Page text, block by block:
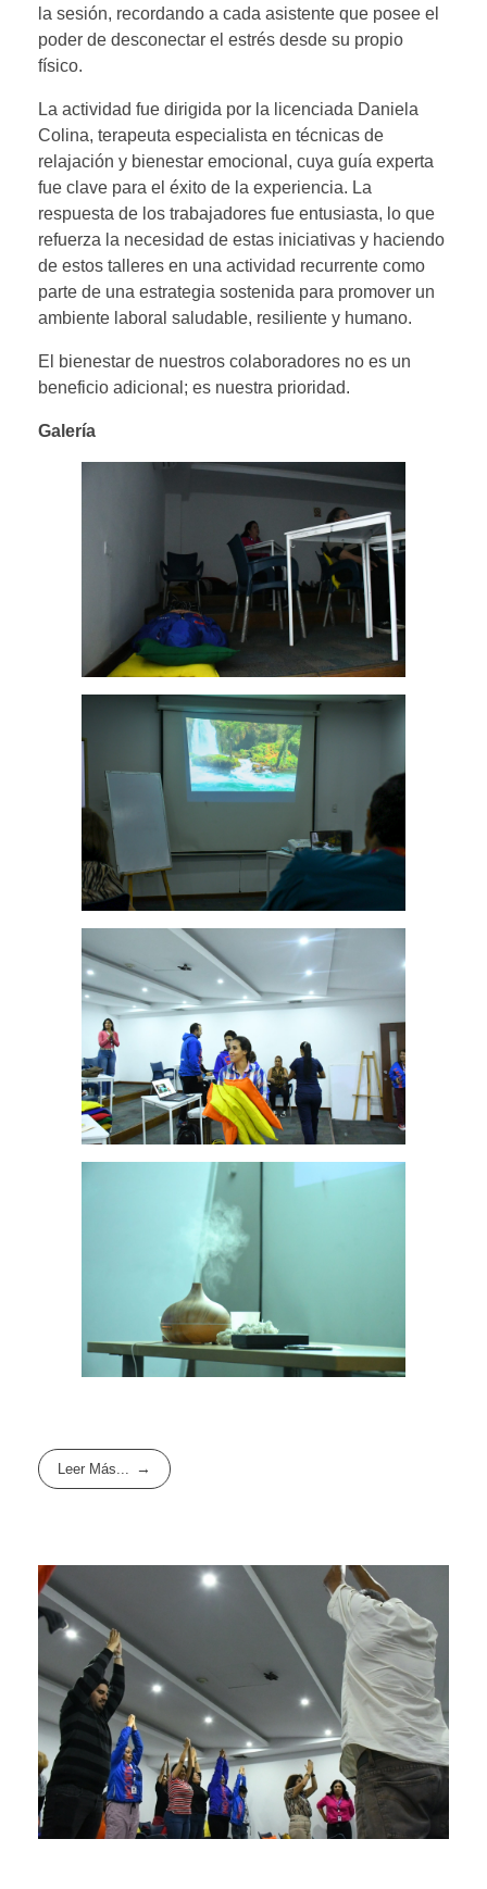
la sesión, recordando a cada asistente que posee el
poder de desconectar el estrés desde su propio
físico.
La actividad fue dirigida por la licenciada Daniela
Colina, terapeuta especialista en técnicas de
relajación y bienestar emocional, cuya guía experta
fue clave para el éxito de la experiencia. La
respuesta de los trabajadores fue entusiasta, lo que
refuerza la necesidad de estas iniciativas y haciendo
de estos talleres en una actividad recurrente como
parte de una estrategia sostenida para promover un
ambiente laboral saludable, resiliente y humano.
El bienestar de nuestros colaboradores no es un
beneficio adicional; es nuestra prioridad.
Galería
Leer Más...